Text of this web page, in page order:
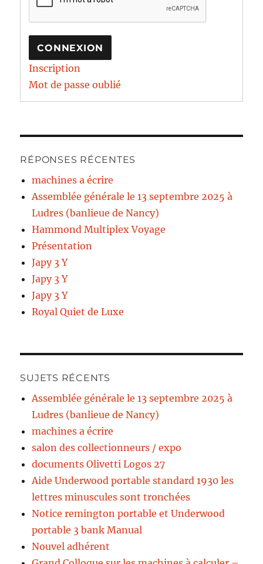
CONNEXION
Inscription
Mot de passe oublié
RÉPONSES RÉCENTES
machines a écrire
Assemblée générale le 13 septembre 2025 à
Ludres (banlieue de Nancy)
Hammond Multiplex Voyage
Présentation
Japy 3 Y
Japy 3 Y
Japy 3 Y
Royal Quiet de Luxe
SUJETS RÉCENTS
Assemblée générale le 13 septembre 2025 à
Ludres (banlieue de Nancy)
machines a écrire
salon des collectionneurs / expo
documents Olivetti Logos 27
Aide Underwood portable standard 1930 les
lettres minuscules sont tronchées
Notice remington portable et Underwood
portable 3 bank Manual
Nouvel adhérent